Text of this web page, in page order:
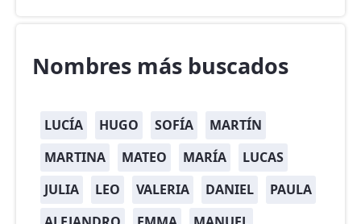
Nombres más buscados
LUCÍA HUGO SOFÍA
MARTÍN
MARTINA
MATEO MARÍA
LUCAS
JULIA
LEO VALERIA DANIEL
PAULA